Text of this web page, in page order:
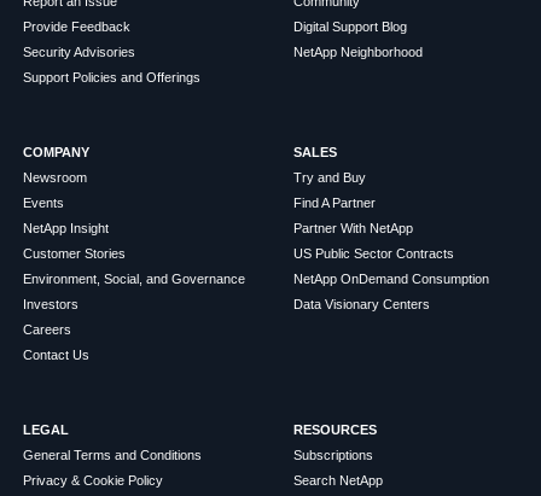
Provide Feedback
Security Advisories
Support Policies and Offerings
Digital Support Blog
NetApp Neighborhood
COMPANY
Newsroom
Events
NetApp Insight
Customer Stories
Environment, Social, and Governance
Investors
Careers
Contact Us
SALES
Try and Buy
Find A Partner
Partner With NetApp
US Public Sector Contracts
NetApp OnDemand Consumption
Data Visionary Centers
LEGAL
General Terms and Conditions
Privacy & Cookie Policy
RESOURCES
Subscriptions
Search NetApp